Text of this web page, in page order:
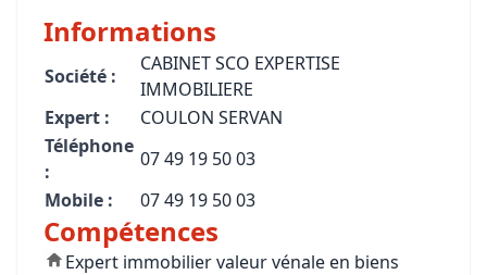
Informations
Société :
CABINET SCO EXPERTISE
IMMOBILIERE
Expert :
COULON SERVAN
Téléphone
:
07 49 19 50 03
Mobile :
07 49 19 50 03
Compétences
Expert immobilier valeur vénale en biens